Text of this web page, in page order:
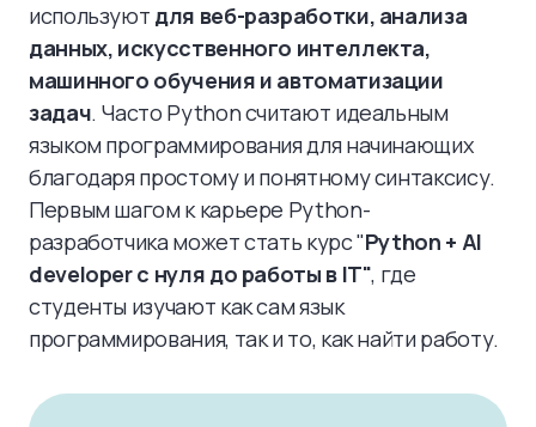
используют для веб-разработки, анализа
данных, искусственного интеллекта,
машинного обучения и автоматизации
задач. Часто Python считают идеальным
языком программирования для начинающих
благодаря простому и понятному синтаксису.
Первым шагом к карьере Python-
разработчика может стать курс "Python + AI
developer с нуля до работы в IT", где
студенты изучают как сам язык
программирования, так и то, как найти работу.